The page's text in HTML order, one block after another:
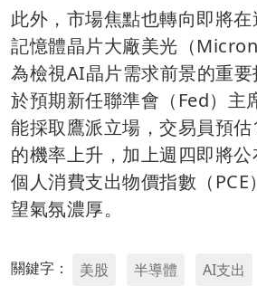
此外，市場焦點也轉向即將
記憶體晶片大廠美光（
為檢視AI晶片需求前景的重
於預期新任聯準會（Fed）主
能採取鷹派立場，交易員預
的機率上升，加上週四即將
個人消費支出物價指數（
望氣氛濃厚。
關鍵字： 美股 半導體 AI支出